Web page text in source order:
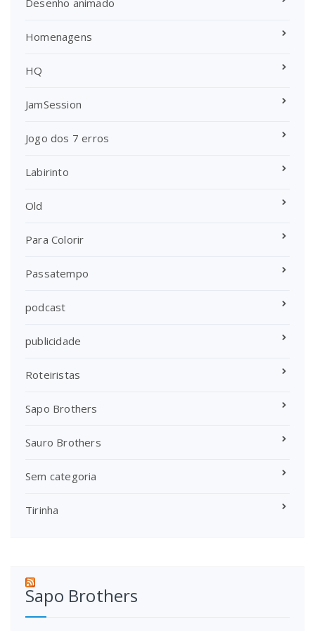
Homenagens
HQ
JamSession
Jogo dos 7 erros
Labirinto
Old
Para Colorir
Passatempo
podcast
publicidade
Roteiristas
Sapo Brothers
Sauro Brothers
Sem categoria
Tirinha
Sapo Brothers